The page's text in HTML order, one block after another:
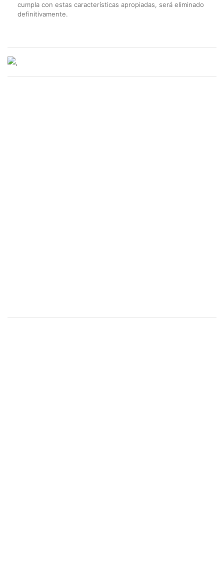
cumpla con estas características apropiadas, será eliminado
definitivamente.